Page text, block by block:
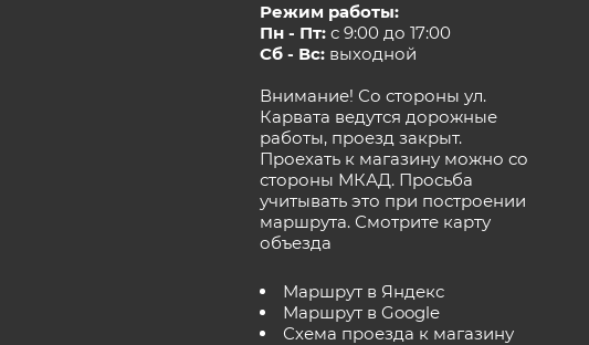
Режим работы:
Пн - Пт:с 9:00 до 17:00
Сб - Вс:выходной
Внимание! Со стороны ул.
Карвата ведутся дорожные
работы, проезд закрыт.
Проехать к магазину можно со
стороны МКАД. Просьба
учитывать это при построении
маршрута. Смотрите карту
объезда
Маршрут в Яндекс
Маршрут в Google
Схема проезда к магазину